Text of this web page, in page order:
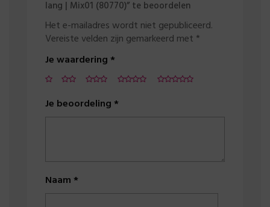
lang | Mix01 (80770)” te beoordelen
Het e-mailadres wordt niet gepubliceerd.
Vereiste velden zijn gemarkeerd met *
Je waardering*
Je beoordeling*
Naam*